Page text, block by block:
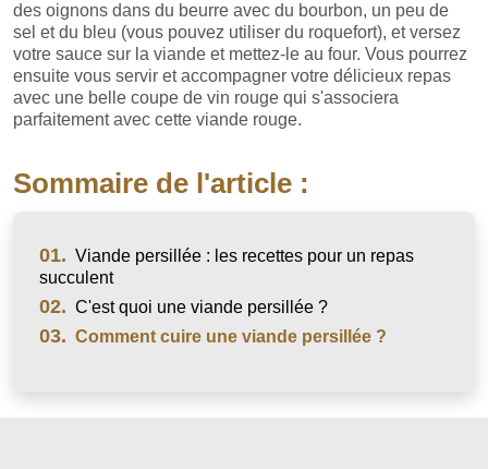
des oignons dans du beurre avec du bourbon, un peu de
sel et du bleu (vous pouvez utiliser du roquefort), et versez
votre sauce sur la viande et mettez-le au four. Vous pourrez
ensuite vous servir et accompagner votre délicieux repas
avec une belle coupe de vin rouge qui s'associera
parfaitement avec cette viande rouge.
Sommaire de l'article :
01. Viande persillée : les recettes pour un repas
succulent
02. C'est quoi une viande persillée ?
03. Comment cuire une viande persillée ?